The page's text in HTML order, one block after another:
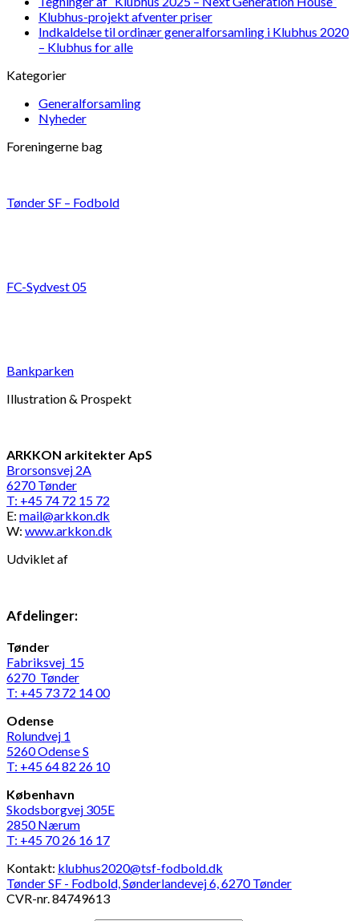
Klubhus-projekt afventer priser
Indkaldelse til ordinær generalforsamling i Klubhus 2020
– Klubhus for alle
Kategorier
Generalforsamling
Nyheder
Foreningerne bag
Tønder SF – Fodbold
FC-Sydvest 05
Bankparken
Illustration & Prospekt
ARKKON arkitekter ApS
Brorsonsvej 2A
6270 Tønder
T: +45 74 72 15 72
E: mail@arkkon.dk
W: www.arkkon.dk
Udviklet af
Afdelinger:
Tønder
Fabriksvej 15
6270 Tønder
T: +45 73 72 14 00
Odense
Rolundvej 1
5260 Odense S
T: +45 64 82 26 10
København
Skodsborgvej 305E
2850 Nærum
T: +45 70 26 16 17
Kontakt: klubhus2020@tsf-fodbold.dk
Tønder SF - Fodbold, Sønderlandevej 6, 6270 Tønder
CVR-nr. 84749613